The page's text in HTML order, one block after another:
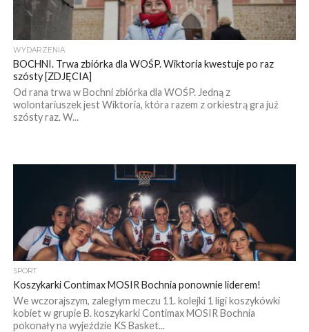
WYDARZENIA
BOCHNI. Trwa zbiórka dla WOŚP. Wiktoria kwestuje po raz
szósty [ZDJĘCIA]
Od rana trwa w Bochni zbiórka dla WOŚP. Jedną z
wolontariuszek jest Wiktoria, która razem z orkiestrą gra już
szósty raz. W...
SPORT
Koszykarki Contimax MOSIR Bochnia ponownie liderem!
We wczorajszym, zaległym meczu 11. kolejki 1 ligi koszykówki
kobiet w grupie B. koszykarki Contimax MOSIR Bochnia
pokonały na wyjeździe KS Basket...